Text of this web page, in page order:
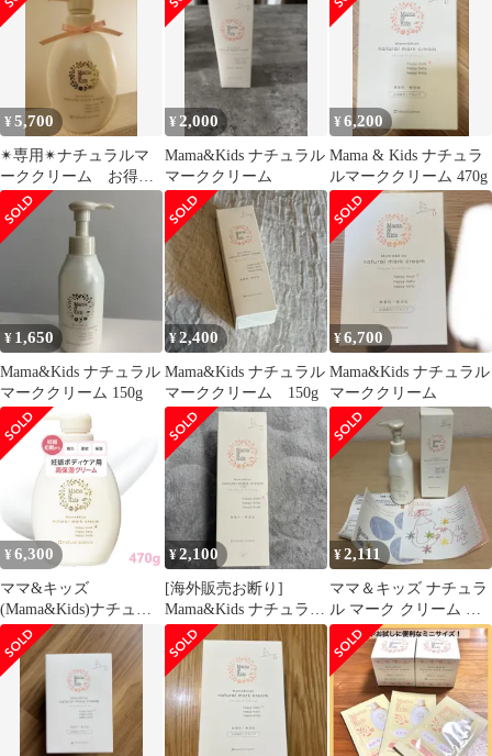
¥5,700
✴︎専用✴︎ナチュラルマ
ーククリーム お得用
サイズ 470g
¥ 2,000
Mama&Kids ナチュラル
マーククリーム
¥6,200
Mama & Kids ナチュラ
ルマーククリーム 470g
¥ 1,650
Mama&Kids ナチュラル
マーククリーム 150g
¥2,400
Mama&Kids ナチュラル
マーククリーム 150g
¥6,700
Mama&Kids ナチュラル
マーククリーム
¥ 6,300
ママ&キッズ
(Mama&Kids)ナチュラ
ルマーククリーム 470g
無香料 無着色
¥2,100
[海外販売お断り]
Mama&Kids ナチュラル
マーククリーム 150g
¥2,111
ママ＆キッズ ナチュラ
ル マーク クリーム 低
刺激ボディ用クリーム
150g